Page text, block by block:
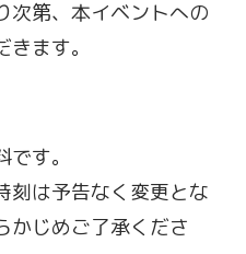
第、本イベントへの
ます。
す。
は予告なく変更とな
かじめご了承くださ